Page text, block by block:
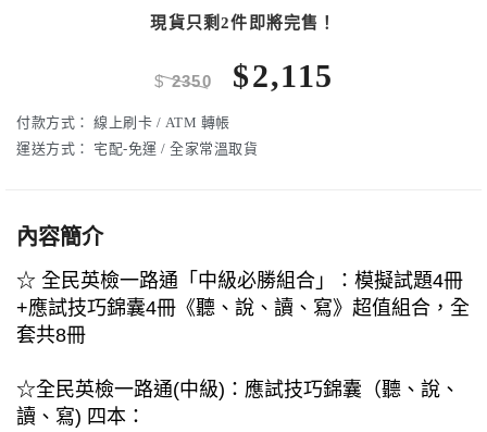
現貨只剩2件即將完售！
$2350 $2,115
付款方式： 線上刷卡 / ATM 轉帳
運送方式：
宅配-免運 / 全家常溫取貨
內容簡介
☆ 全民英檢一路通「中級必勝組合」：模擬試題4冊
+應試技巧錦囊4冊《聽、說、讀、寫》超值組合，全
套共8冊
☆全民英檢一路通(中級)：應試技巧錦囊（聽、說、
讀、寫) 四本：